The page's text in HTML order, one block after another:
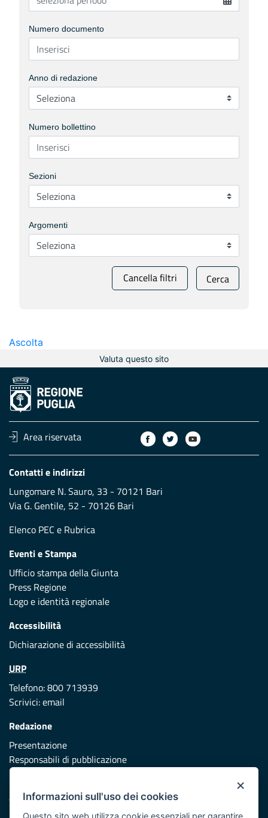
Numero documento
Anno di redazione
Numero bollettino
Sezioni
Argomenti
Cancella filtri Cerca
Ascolta
Valuta questo sito
Area riservata
Contatti e indirizzi
Lungomare N. Sauro, 33 - 70121 Bari
Via G. Gentile, 52 - 70126 Bari
Elenco PEC e Rubrica
Eventi e Stampa
Ufficio stampa della Giunta
Press Regione
Logo e identità regionale
Accessibilità
Dichiarazione di accessibilità
URP
Telefono: 800 713939
Scrivici:email
Redazione
Presentazione
Responsabili di pubblicazione
Vai al sito di Protezione Civile Puglia
×
Informazioni sull'uso dei cookies
Questo sito web utilizza cookie essenziali per garantire